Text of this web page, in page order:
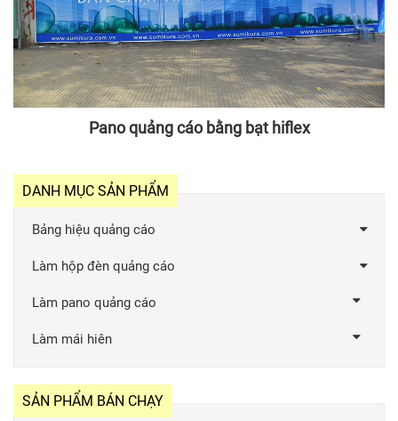
Pano quảng cáo bằng bạt hiflex
DANH MỤC SẢN PHẨM
Bảng hiệu quảng cáo
Làm hộp đèn quảng cáo
Làm pano quảng cáo
Làm mái hiên
SẢN PHẨM BÁN CHẠY